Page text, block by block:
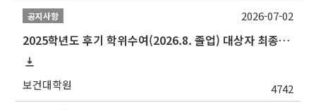
공지사항
2025학년도 후기 학위수여(2026.8. 졸업) 대상자 최종인준 논문 제출 안내
보건대학원 4742
2026-07-02